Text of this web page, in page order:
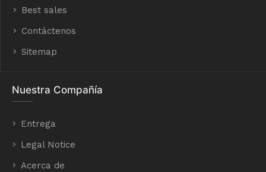
Best sales
Contáctenos
Sitemap
Nuestra Compañía
Entrega
Legal Notice
Acerca de